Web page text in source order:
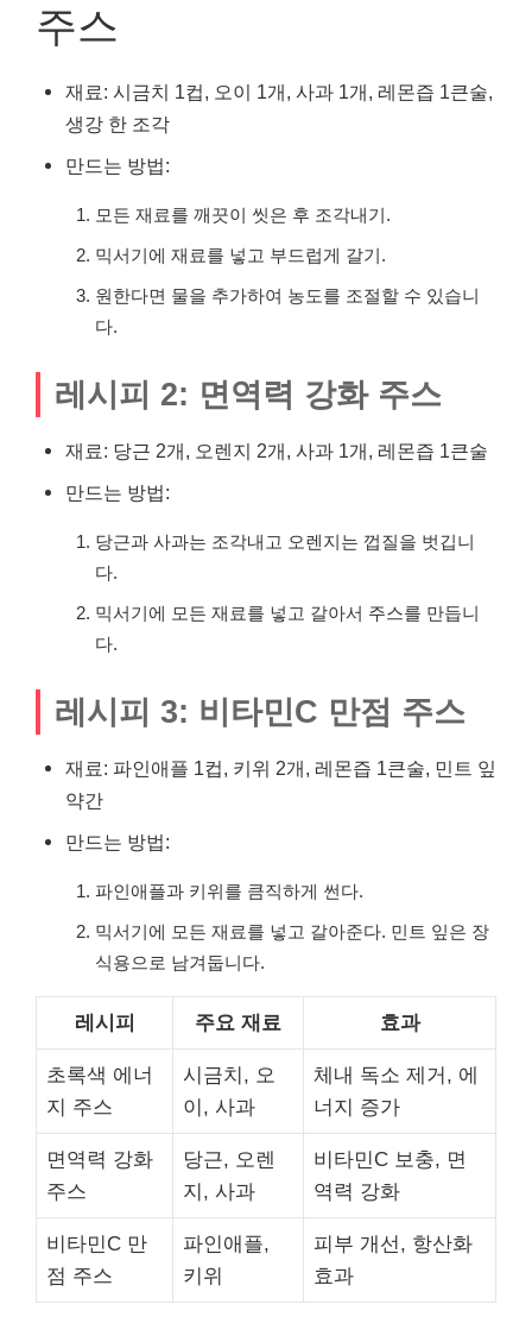
주스
재료: 시금치 1컵, 오이 1개, 사과 1개, 레몬즙 1큰술,
생강 한 조각
만드는 방법:
모든 재료를 깨끗이 씻은 후 조각내기.
믹서기에 재료를 넣고 부드럽게 갈기.
원한다면 물을 추가하여 농도를 조절할 수 있습니
다.
레시피 2: 면역력 강화 주스
재료: 당근 2개, 오렌지 2개, 사과 1개, 레몬즙 1큰술
만드는 방법:
당근과 사과는 조각내고 오렌지는 껍질을 벗깁니
다.
믹서기에 모든 재료를 넣고 갈아서 주스를 만듭니
다.
레시피 3: 비타민C 만점 주스
재료: 파인애플 1컵, 키위 2개, 레몬즙 1큰술, 민트 잎
약간
만드는 방법:
파인애플과 키위를 큼직하게 썬다.
믹서기에 모든 재료를 넣고 갈아준다. 민트 잎은 장
식용으로 남겨둡니다.
레시피 주요 재료 효과
초록색 에너
지 주스
시금치, 오
이, 사과
체내 독소 제거, 에
너지 증가
면역력 강화
주스
당근, 오렌
지, 사과
비타민C 보충, 면
역력 강화
비타민C 만
점 주스
파인애플,
키위
피부 개선, 항산화
효과